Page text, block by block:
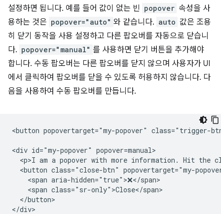
설정하면 됩니다. 예를 들어 값이 없는 빈 popover 속성을 사
용하는 것은 popover="auto" 와 같습니다. auto 값은 조용
히 닫기 동작을 사용 설정하고 다른 팝오버를 자동으로 닫습니
다. popover="manual" 를 사용하면 닫기 버튼을 추가해야
합니다. 수동 팝오버는 다른 팝오버를 닫지 않으며 사용자가 UI
에서 클릭하여 팝오버를 닫을 수 있도록 허용하지 않습니다. 다
음을 사용하여 수동 팝오버를 만듭니다.
<button popovertarget="my-popover" class="trigger-
<div id="my-popover" popover=manual>
<p>I am a popover with more information. Hit the
<button class="close-btn" popovertarget="my-
    <span aria-hidden="true">❌</span>
    <span class="sr-only">Close</span>
  </button>